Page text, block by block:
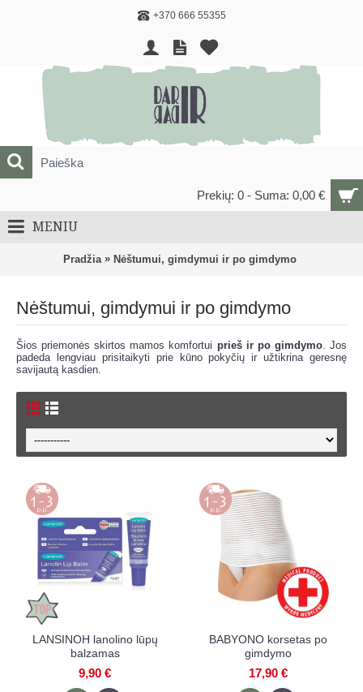
+370 666 55355
Prekių: 0 - Suma: 0,00 €
MENIU
Pradžia» Nėštumui, gimdymui ir po gimdymo
Nėštumui, gimdymui ir po gimdymo
Šios priemonės skirtos mamos komfortui prieš ir po gimdymo. Jos
padeda lengviau prisitaikyti prie kūno pokyčių ir užtikrina geresnę
savijautą kasdien.
LANSINOH lanolino lūpų
balzamas
9,90 €
BABYONO korsetas po
gimdymo
17,90 €